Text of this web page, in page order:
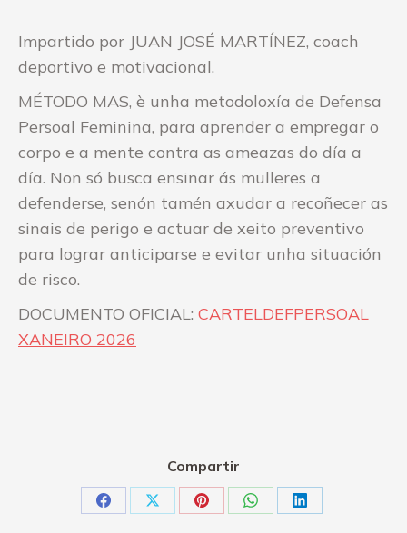
Impartido por JUAN JOSÉ MARTÍNEZ, coach
deportivo e motivacional.
MÉTODO MAS, è unha metodoloxía de Defensa
Persoal Feminina, para aprender a empregar o
corpo e a mente contra as ameazas do día a
día. Non só busca ensinar ás mulleres a
defenderse, senón tamén axudar a recoñecer as
sinais de perigo e actuar de xeito preventivo
para lograr anticiparse e evitar unha situación
de risco.
DOCUMENTO OFICIAL: CARTELDEFPERSOAL
XANEIRO 2026
Compartir
Share Share Share Share Share